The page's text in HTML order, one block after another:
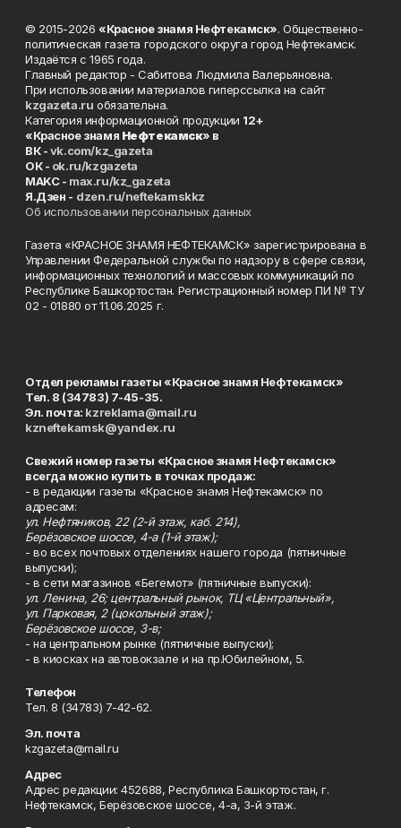
© 2015-2026 «Красное знамя Нефтекамск». Общественно-
политическая газета городского округа город Нефтекамск.
Издаётся с 1965 года.
Главный редактор - Сабитова Людмила Валерьяновна.
При использовании материалов гиперссылка на сайт
kzgazeta.ru обязательна.
Категория информационной продукции 12+
«Красное знамя Нефтекамск» в
ВК -vk.com/kz_gazeta
ОК - ok.ru/kzgazeta
MAKC - max.ru/kz_gazeta
Я.Дзен - dzen.ru/neftekamskkz
Об использовании персональных данных
Газета «КРАСНОЕ ЗНАМЯ НЕФТЕКАМСК» зарегистрирована в
Управлении Федеральной службы по надзору в сфере связи,
информационных технологий и массовых коммуникаций по
Республике Башкортостан. Регистрационный номер ПИ № ТУ
02 - 01880 от 11.06.2025 г.
Отдел рекламы газеты «Красное знамя Нефтекамск»
Тел. 8 (34783) 7-45-35.
Эл. почта: kzreklama@mail.ru
kzneftekamsk@yandex.ru
Свежий номер газеты «Красное знамя Нефтекамск»
всегда можно купить в точках продаж:
- в редакции газеты «Красное знамя Нефтекамск» по
адресам:
ул. Нефтяников, 22 (2-й этаж, каб. 214),
Берёзовское шоссе, 4-а (1-й этаж);
- во всех почтовых отделениях нашего города (пятничные
выпуски);
- в сети магазинов «Бегемот» (пятничные выпуски):
ул. Ленина, 26; центральный рынок, ТЦ «Центральный»,
ул. Парковая, 2 (цокольный этаж);
Берёзовское шоссе, 3-в;
- на центральном рынке (пятничные выпуски);
- в киосках на автовокзале и на пр.Юбилейном, 5.
Телефон
Тел. 8 (34783) 7-42-62.
Эл. почта
kzgazeta@mail.ru
Адрес
Адрес редакции: 452688, Республика Башкортостан, г.
Нефтекамск, Берёзовское шоссе, 4-а, 3-й этаж.